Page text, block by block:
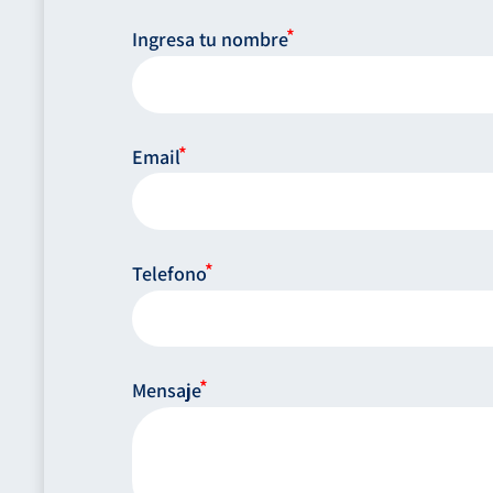
Ingresa tu nombre
Email
Telefono
Mensaje